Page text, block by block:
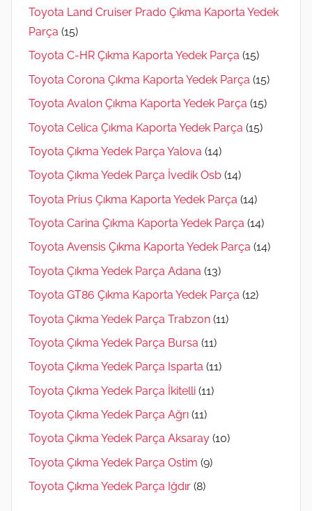
Toyota Land Cruiser Prado Çıkma Kaporta Yedek
Parça (15)
Toyota C-HR Çıkma Kaporta Yedek Parça (15)
Toyota Corona Çıkma Kaporta Yedek Parça (15)
Toyota Avalon Çıkma Kaporta Yedek Parça (15)
Toyota Celica Çıkma Kaporta Yedek Parça (15)
Toyota Çıkma Yedek Parça Yalova (14)
Toyota Çıkma Yedek Parça İvedik Osb (14)
Toyota Prius Çıkma Kaporta Yedek Parça (14)
Toyota Carina Çıkma Kaporta Yedek Parça (14)
Toyota Avensis Çıkma Kaporta Yedek Parça (14)
Toyota Çıkma Yedek Parça Adana (13)
Toyota GT86 Çıkma Kaporta Yedek Parça (12)
Toyota Çıkma Yedek Parça Trabzon (11)
Toyota Çıkma Yedek Parça Bursa (11)
Toyota Çıkma Yedek Parça Isparta (11)
Toyota Çıkma Yedek Parça İkitelli (11)
Toyota Çıkma Yedek Parça Ağrı (11)
Toyota Çıkma Yedek Parça Aksaray (10)
Toyota Çıkma Yedek Parça Ostim (9)
Toyota Çıkma Yedek Parça Iğdır (8)